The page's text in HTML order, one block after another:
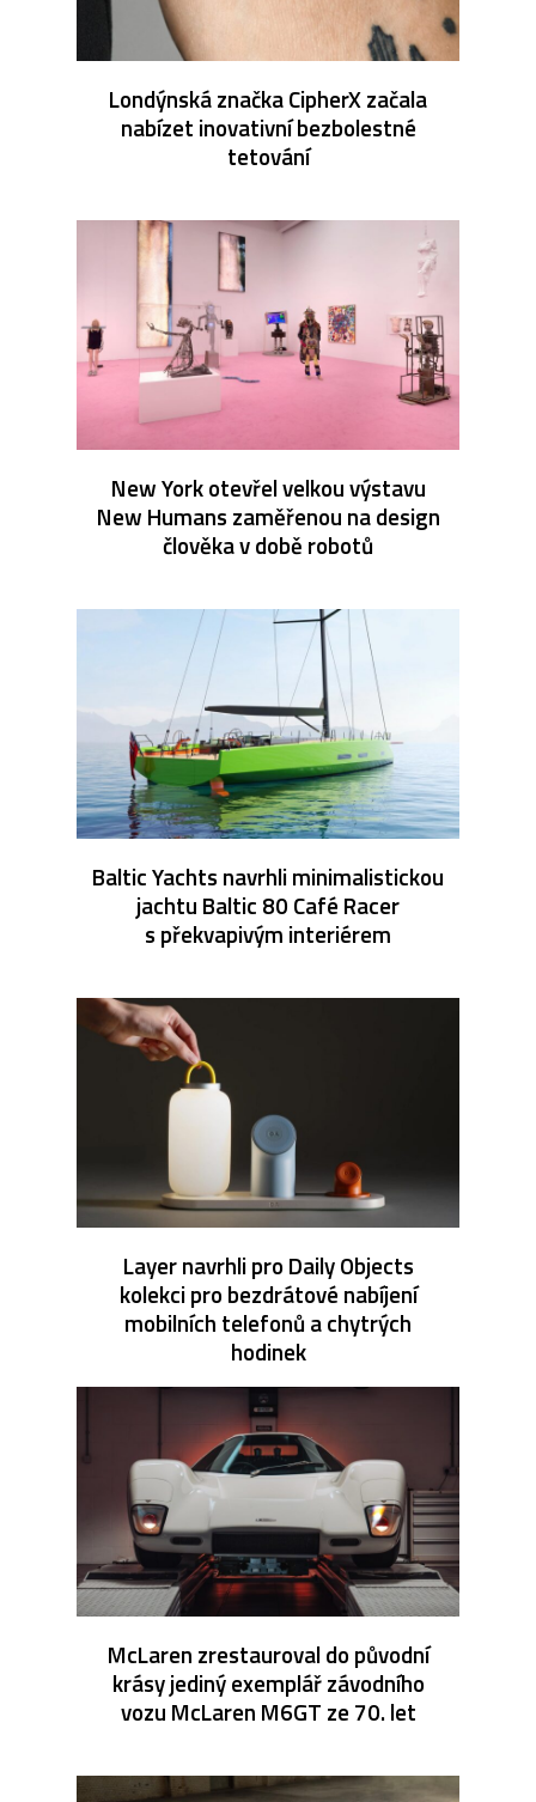
Londýnská značka CipherX začala
nabízet inovativní bezbolestné
tetování
New York otevřel velkou výstavu
New Humans zaměřenou na design
člověka v době robotů
Baltic Yachts navrhli minimalistickou
jachtu Baltic 80 Café Racer
s překvapivým interiérem
Layer navrhli pro Daily Objects
kolekci pro bezdrátové nabíjení
mobilních telefonů a chytrých
hodinek
McLaren zrestauroval do původní
krásy jediný exemplář závodního
vozu McLaren M6GT ze 70. let